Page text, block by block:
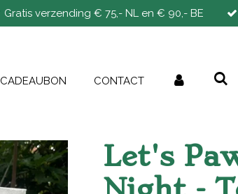
Gratis verzending € 75,- NL en € 90,- BE
CADEAUBON CONTACT
Let's